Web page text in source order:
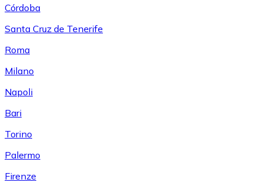
Córdoba
Santa Cruz de Tenerife
Roma
Milano
Napoli
Bari
Torino
Palermo
Firenze